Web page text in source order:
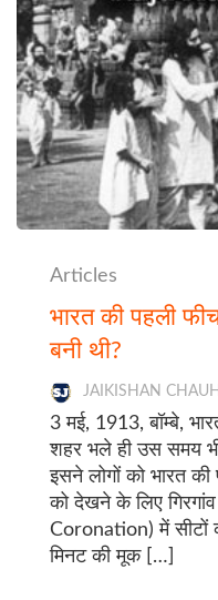
Articles
भारत की पहली
बनी थी?
JAIKISHAN
3 मई, 1913, बॉम्बे,
शहर भले ही उस समय
इसने लोगों को भारत की
को देखने के लिए
Coronation) में सीटों
मिनट की मूक […]